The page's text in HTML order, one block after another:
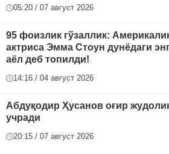
05:20 / 07 август 2026
95 фоизлик гўзаллик:
актриса Эмма Стоун дунёдаги
аёл деб топилди!
14:16 / 04 август 2026
Абдуқодир Ҳусанов оғир
учради
20:15 / 07 август 2026